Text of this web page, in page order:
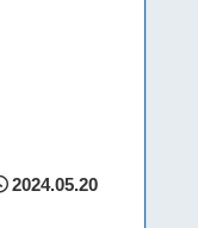
2024.05.20